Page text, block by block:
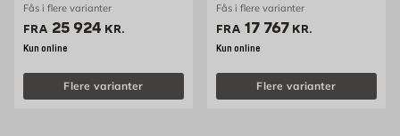
Fås i flere varianter
FRA Pris 25924 kr. /stk
25 924 KR.
Kun online
Flere varianter
Fås i flere varianter
FRA Pris 17767 kr. /stk
17 767 KR.
Kun online
Flere varianter